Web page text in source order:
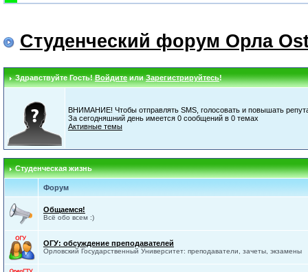
Студенческий форум Орла
Здравствуйте Гость!ВойдитеилиЗарегистрируйтесь!
ВНИМАНИЕ! Чтобы отправлять SMS, голосовать и повышать
За сегодняшний день имеется 0 сообщений в 0 темах
Активные темы
Студенческая жизнь
Форум
Общаемся!
Всё обо всем :)
ОГУ: обсуждение преподавателей
Орловский Государственный Университет: преподаватели, зачеты, экзамены